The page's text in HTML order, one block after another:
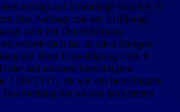
erfolgt auf Grundlage von Art. 6
Ihre Anfrage mit der Erfüllung
oder zur Durchführung
erforderlich ist. In allen übrigen
auf Ihrer Einwilligung (Art. 6
auf unseren berechtigten
f DSGVO), da wir ein berechtigtes
der an uns gerichteten